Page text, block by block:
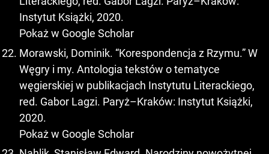
Instytut Książki, 2020.
Pokaż w Google Scholar
Morawski, Dominik. “Korespondencja z Rzymu.” W
Węgry i my. Antologia tekstów o tematyce
węgierskiej w publikacjach Instytutu Literackiego,
red. Gabor Lagzi. Paryż–Kraków: Instytut Książki,
2020.
Pokaż w Google Scholar